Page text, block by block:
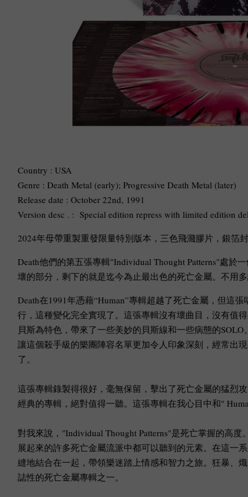
Country : USA
Genre : Death Metal (early); Progressive Death Metal (later)
Release date : October 22nd, 1991
Version desc . : Special edition repress with limited edition
2024年母帶重製重發限量特別版本，三色飛濺膠片，銀箔
Death他們的第五張專輯"Individual Thought Patterns"處
壞的部分，剩下的就是迄今為止最出色的死亡金屬。不用多
Death在1991年憑藉“Human”專輯超越了死亡金屬，但這
行，這種變化完全實現了。這張專輯沒有壞曲目，沒有值
貝斯為特色，帶來了一些美妙的貝斯線和一些病態的
讓這個殺手級的樂團陣容名單更加令人印象深刻，經常出
了。
這張專輯錄製得很好，毫無保留，擊出了死亡金屬的猛烈
經典的專輯，絕對值得一聽。這張專輯在我心目中和"
對我來說，"Individual Thought Patterns"是死亡掌握的高
展起來的許多死亡金屬流派中都可以聽到的元素。在這一
縫地結合在一起，帶領樂迷踏上情感和智力之旅。狂暴、
誌性的死亡金屬專輯之一。